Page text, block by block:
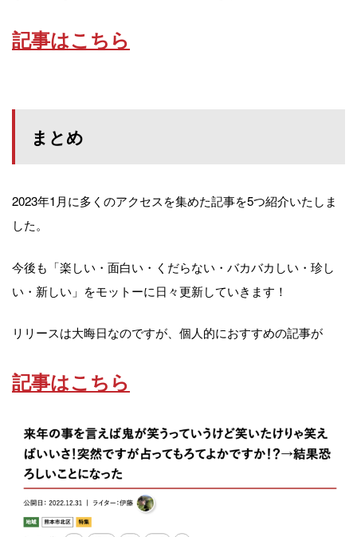
記事はこちら
まとめ
2023年1月に多くのアクセスを集めた記事を5つ紹介いたしま
した。
今後も「楽しい・面白い・くだらない・バカバカしい・珍し
い・新しい」をモットーに日々更新していきます！
リリースは大晦日なのですが、個人的におすすめの記事が
記事はこちら